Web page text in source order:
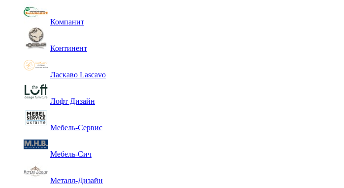
Компанит
Континент
Ласкаво Lascavo
Лофт Дизайн
Мебель-Сервис
Мебель-Сич
Металл-Дизайн